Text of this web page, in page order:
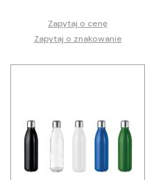
Zapytaj o cenę
Zapytaj o znakowanie